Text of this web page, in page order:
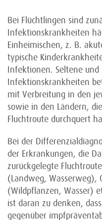
Bei Flüchtlingen sind
Infektionskrankheiten
Einheimischen, z. B.
typische
Infektionen. Seltene und
Infektionskrankheiten
mit Ver­breitung in den
sowie in den Ländern,
Fluchtroute durchquert
Bei der
der Erkrankungen, die
zurückgelegte
(Landweg, Wasserweg),
(Wildpflanzen, Wasser)
ist daran zu denken,
gegenüber